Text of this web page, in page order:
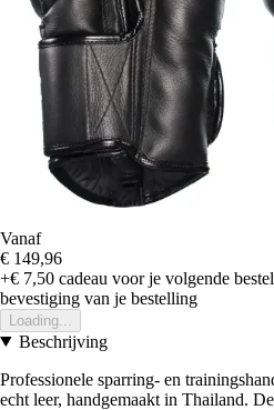
Vanaf
€ 149,96
+€ 7,50 cadeau voor je volgende
bevestiging van je bestelling
Loading...
Beschrijving
Professionele sparring- en
echt leer, handgemaakt in Thailand.